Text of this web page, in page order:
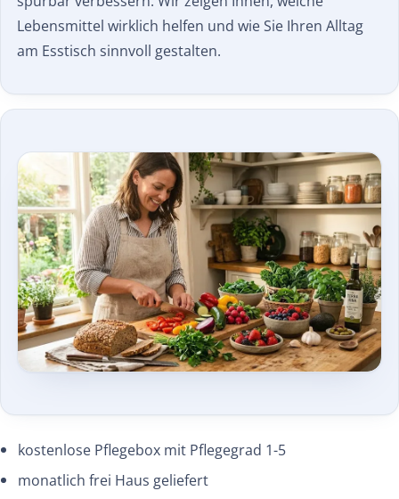
Lebensmittel wirklich helfen und wie Sie Ihren Alltag
am Esstisch sinnvoll gestalten.
kostenlose Pflegebox mit Pflegegrad 1-5
monatlich frei Haus geliefert